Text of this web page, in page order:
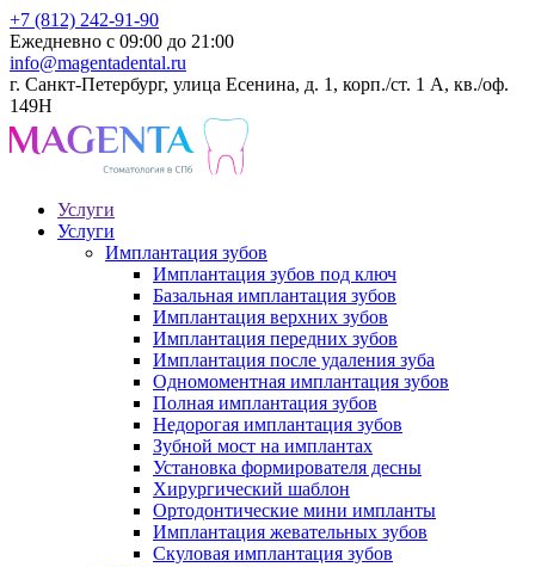
+7 (812) 242-91-90
Ежедневно с 09:00 до 21:00
info@magentadental.ru
г. Санкт-Петербург, улица Есенина, д. 1, корп./ст. 1 А, кв./оф.
149Н
Услуги
Услуги
Имплантация зубов
Имплантация зубов под ключ
Базальная имплантация зубов
Имплантация верхних зубов
Имплантация передних зубов
Имплантация после удаления зуба
Одномоментная имплантация зубов
Полная имплантация зубов
Недорогая имплантация зубов
Зубной мост на имплантах
Установка формирователя десны
Хирургический шаблон
Ортодонтические мини импланты
Имплантация жевательных зубов
Скуловая имплантация зубов